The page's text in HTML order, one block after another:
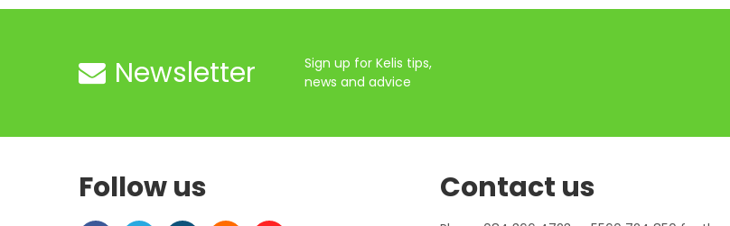
Newsletter
Sign up for Kelis tips,
news and advice
Follow us Contact us